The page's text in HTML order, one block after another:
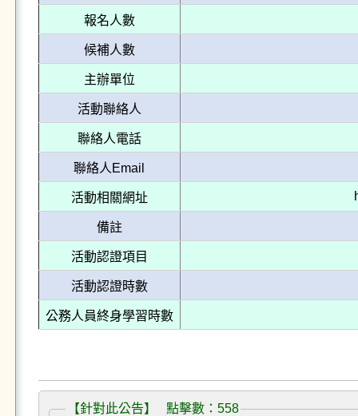
報名人數
候補人數
主辦單位
活動聯絡人
聯絡人電話
聯絡人Email
活動相關網址
備註
活動認證項目
活動認證時數
公務人員終身學習時數
【針對此公告】 點擊數：558